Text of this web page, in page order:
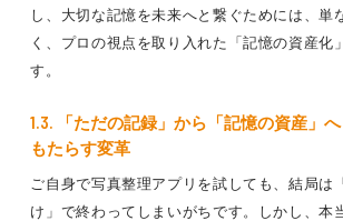
し、大切な記憶を未来へと繋ぐためには、単
く、プロの視点を取り入れた「記憶の資産化
す。
1.3. 「ただの記録」から「記憶の資産」
もたらす変革
ご自身で写真整理アプリを試しても、結局は
け」で終わってしまいがちです。しかし、本